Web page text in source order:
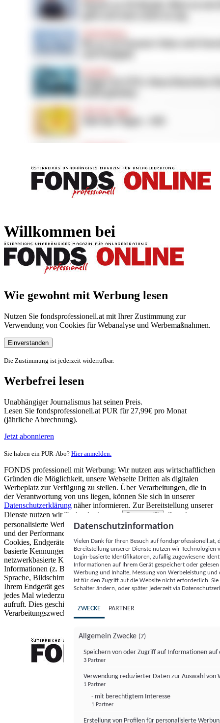
Willkommen bei
Wie gewohnt mit Werbung lesen
Nutzen Sie fondsprofessionell.at mit Ihrer Zustimmung zur
Verwendung von Cookies für Webanalyse und Werbemaßnahmen.
Einverstanden
Die Zustimmung ist jederzeit widerrufbar.
Werbefrei lesen
Unabhängiger Journalismus hat seinen Preis.
Lesen Sie fondsprofessionell.at PUR für 27,99€ pro Monat
(jährliche Abrechnung).
Jetzt abonnieren
Sie haben ein PUR-Abo? Hier anmelden.
FONDS professionell mit Werbung: Wir nutzen aus wirtschaftlichen
Gründen die Möglichkeit, unsere Webseite Dritten als digitalen
Werbeplatz zur Verfügung zu stellen. Über Verarbeitungen, die in
der Verantwortung von uns liegen, können Sie sich in unserer
Datenschutzerklärung näher informieren. Zur Bereitstellung unserer
Dienste nutzen wir Technologien von
Partnern (5)
. Zwecke:
personalisierte Werbung und Inhalte, Messung von Werbeleistung
und der Performance von Inhalten sowie Zielgruppenforschung.
Cookies, Endgeräte- oder ähnliche Online-Kennungen (z. B. login-
basierte Kennungen, zufällig generierte Kennungen,
netzwerkbasierte Kennungen) können zusammen mit anderen
Informationen (z. B. Browsertyp und Browserinformationen,
Sprache, Bildschirmgröße, unterstützte Technologien usw.) auf
Ihrem Endgerät gespeichert oder von dort ausgelesen werden, um es
jedes Mal wiederzuerkennen, wenn es eine App oder einer Webseite
aufruft. Dies geschieht für einen oder mehrere der hier aufgeführten
Verarbeitungszwecke.
Datenschutzinformation
Vielen Dank für Ihren Besuch auf
Bereitstellung unserer Dienste nutzen wir Technologien
Login-basierte Identifikatoren, zufällig zugewiesene
Informationen auf Ihrem Gerät gespeichert oder
Werbung und Inhalte, Messung von Werbeleistung
ist für den Zugriff auf die Website nicht erforderlich.
Schalter ändern, oder später jederzeit via
ZWECKE PARTNER
Allgemein Zwecke (7)
Speichern von oder Zugriff auf Informationen auf
3 Partner
Verwendung reduzierter Daten zur Auswahl von
1 Partner
- mit berechtigtem Interesse
1 Partner
Erstellung von Profilen für personalisierte
FONDS professionell